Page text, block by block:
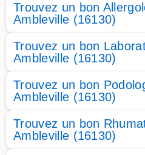
Trouvez un bon
Ambleville (16130)
Trouvez un bon
Ambleville (16130)
Trouvez un bon
Ambleville (16130)
Trouvez un bon
Ambleville (16130)